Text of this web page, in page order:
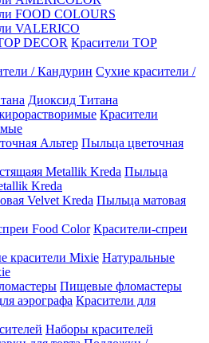
FOOD COLOURS
VALERICO
Красители TOP
Сухие красители /
Диоксид Титана
Красители
Пыльца цветочная
Пыльца
Kreda
Пыльца матовая
Красители-спреи
Натуральные
Пищевые фломастеры
Красители для
Наборы красителей